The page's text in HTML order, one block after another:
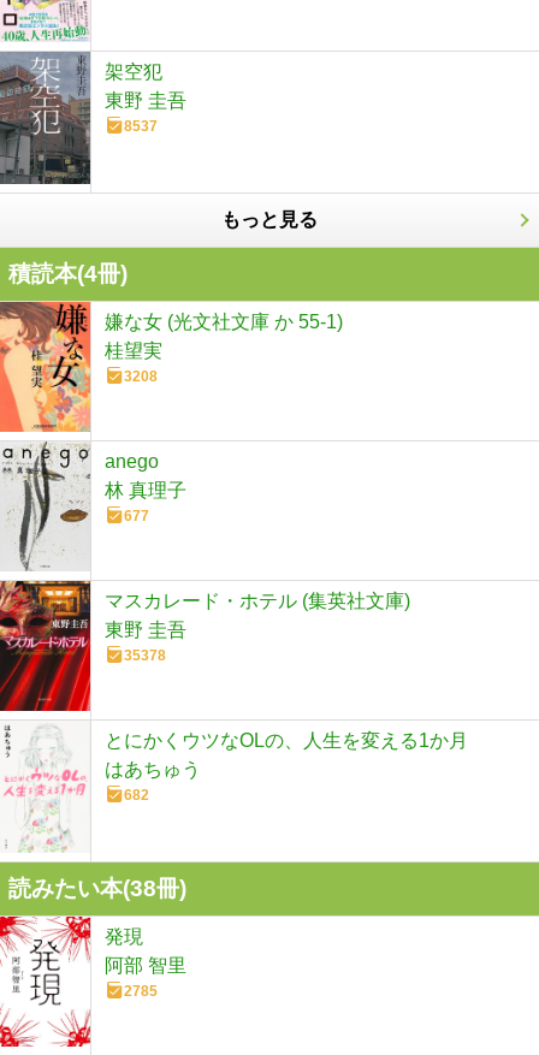
架空犯
東野 圭吾
8537
もっと見る
積読本(4冊)
嫌な女 (光文社文庫 か 55-1)
桂望実
3208
anego
林 真理子
677
マスカレード・ホテル (集英社文庫)
東野 圭吾
35378
とにかくウツなOLの、人生を変える1か月
はあちゅう
682
読みたい本(38冊)
発現
阿部 智里
2785